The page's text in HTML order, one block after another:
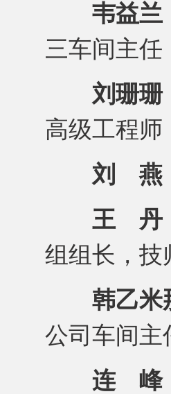
韦益兰
三车间主任
刘珊珊
高级工程师
刘 燕
王 丹
组组长，技
韩乙米
公司车间主
连 峰